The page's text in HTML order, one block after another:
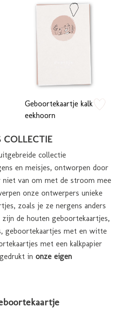
Geboortekaartje kalk
eekhoorn
COLLECTIE
collectie
en meisjes, ontworpen door
niet van om met de stroom mee
onze ontwerpers unieke
zoals je ze nergens anders
de houten geboortekaartjes,
geboortekaartjes met en witte
met een kalkpapier
in onze eigen